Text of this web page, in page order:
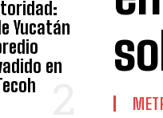
Yucatán
en